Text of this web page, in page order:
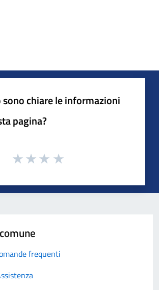
sono chiare le informazioni
pagina?
frequenti